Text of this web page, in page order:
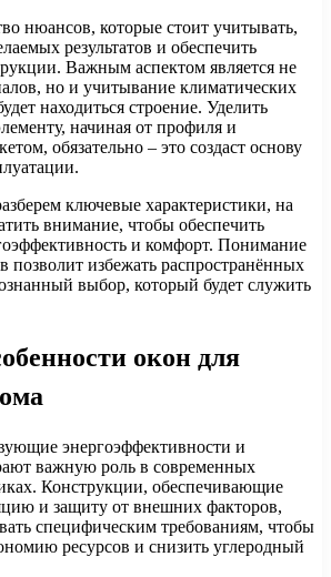
нюансов, которые стоит учитывать,
результатов и обеспечить
Важным аспектом является не
но и учитывание климатических
находиться строение. Уделить
начиная от профиля и
обязательно – это создаст основу
ключевые характеристики, на
внимание, чтобы обеспечить
и комфорт. Понимание
избежать распространённых
выбор, который будет служить
окон для
энергоэффективности и
важную роль в современных
Конструкции, обеспечивающие
и защиту от внешних факторов,
специфическим требованиям, чтобы
ресурсов и снизить углеродный